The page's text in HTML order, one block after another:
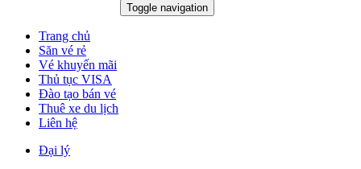
Toggle navigation
Trang chủ
Săn vé rẻ
Vé khuyến mãi
Thủ tục VISA
Đào tạo bán vé
Thuê xe du lịch
Liên hệ
Đại lý